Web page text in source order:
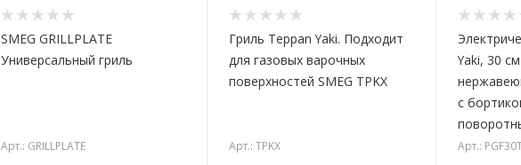
SMEG GRILLPLATE
Универсальный гриль
Арт.: GRILLPLATE
Гриль Teppan Yaki. Подходит
для газовых варочных
поверхностей SMEG TPKX
Арт.: TPKX
Yaki, 30
с
Арт.: